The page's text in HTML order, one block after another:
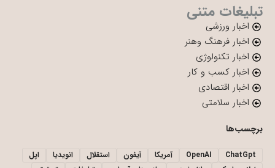
تبلیغات متنی
اخبار ورزشی
اخبار فرهنگ وهنر
اخبار تکنولوژی
اخبار کسب و کار
اخبار اقتصادی
اخبار سلامتی
برچسب‌ها
ChatGpt
OpenAI آمریکا آیفون استقلال انویدیا
اپل